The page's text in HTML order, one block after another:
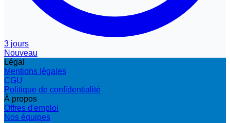
3 jours
Nouveau
Légal
Mentions légales
CGU
Politique de confidentialité
À propos
Offres d'emploi
Nos équipes